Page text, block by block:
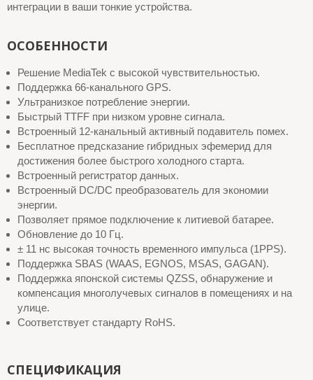
интеграции в ваши тонкие устройства.
ОСОБЕННОСТИ
Решение MediaTek с высокой чувствительностью.
Поддержка 66-канального GPS.
Ультранизкое потребление энергии.
Быстрый TTFF при низком уровне сигнала.
Встроенный 12-канальный активный подавитель помех.
Бесплатное предсказание гибридных эфемерид для
достижения более быстрого холодного старта.
Встроенный регистратор данных.
Встроенный DC/DC преобразователь для экономии
энергии.
Позволяет прямое подключение к литиевой батарее.
Обновление до 10 Гц.
± 11 нс высокая точность временного импульса (1PPS).
Поддержка SBAS (WAAS, EGNOS, MSAS, GAGAN).
Поддержка японской системы QZSS, обнаружение и
компенсация многолучевых сигналов в помещениях и на
улице.
Соответствует стандарту RoHS.
СПЕЦИФИКАЦИЯ